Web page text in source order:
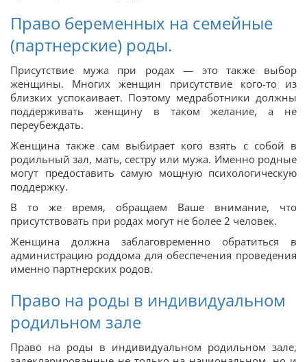
Право беременных на семейные
(партнерские) роды.
Присутствие мужа при родах — это также выбор
женщины. Многих женщин присутствие кого-то из
близких успокаивает. Поэтому медработники должны
поддерживать женщину в таком желание, а не
переубеждать.
Женщина также сам выбирает кого взять с собой в
родильный зал, мать, сестру или мужа. Именно родные
могут предоставить самую мощную психологическую
поддержку.
В то же время, обращаем Ваше внимание, что
присутствовать при родах могут не более 2 человек.
Женщина должна заблаговременно обратиться в
администрацию роддома для обеспечения проведения
именно партнерских родов.
Право на роды в индивидуальном
родильном зале
Право на роды в индивидуальном родильном зале,